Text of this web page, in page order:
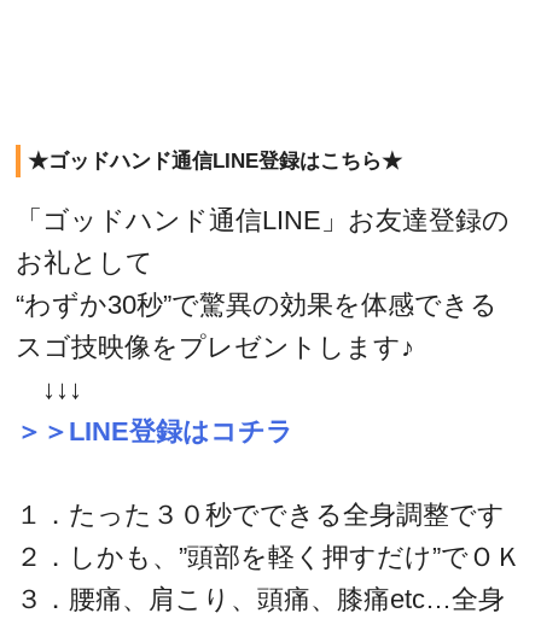
★ゴッドハンド通信LINE登録はこちら★
「ゴッドハンド通信LINE」お友達登録の
お礼として
“わずか30秒”で驚異の効果を体感できる
スゴ技映像をプレゼントします♪
↓↓↓
＞＞LINE登録はコチラ
１．たった３０秒でできる全身調整です
２．しかも、”頭部を軽く押すだけ”でＯＫ
３．腰痛、肩こり、頭痛、膝痛etc…全身